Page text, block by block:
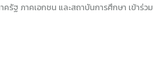
ฐ ภาคเอกชน และสถาบันการศึกษา เข้าร่วม